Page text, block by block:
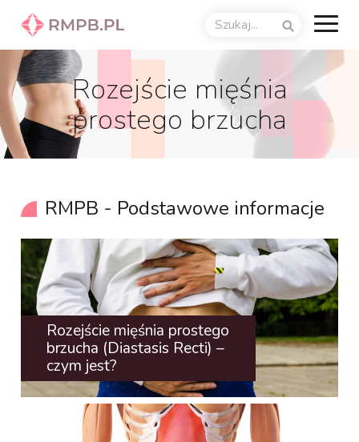
Rozejście mięśnia
prostego brzucha
RMPB - Podstawowe informacje
Rozejście mięśnia prostego
brzucha (Diastasis Recti) –
czym jest?